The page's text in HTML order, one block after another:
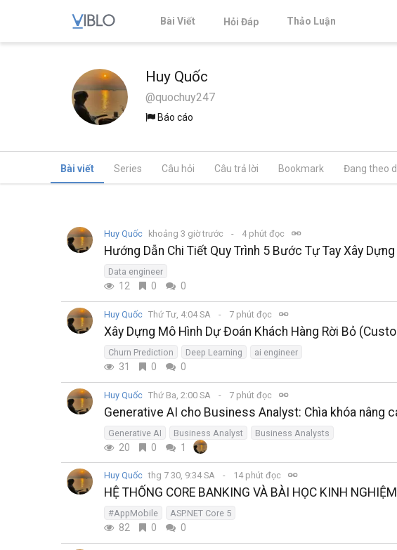
Bài Viết Hỏi Đáp Thảo Luận
Huy Quốc
@quochuy247
Báo cáo
Bài viết Series Câu hỏi Câu trả lời Bookmark Đang theo
Huy Quốc khoảng 3 giờ trước 4 phút đọc
Hướng Dẫn Chi Tiết Quy Trình 5 Bước Tự Tay Xây
Data engineer
12 0 0
Huy Quốc Thứ Tư, 4:04 SA 7 phút đọc
Xây Dựng Mô Hình Dự Đoán Khách Hàng Rời Bỏ
Churn Prediction Deep Learning ai engineer
31 0 0
Huy Quốc Thứ Ba, 2:00 SA 7 phút đọc
Generative AI cho Business Analyst: Chìa khóa nâng
Generative AI Business Analyst Business Analysts
20 0 1
Huy Quốc thg 7 30, 9:34 SA 14 phút đọc
HỆ THỐNG CORE BANKING VÀ BÀI HỌC KINH
#AppMobile ASP.NET Core 5
82 0 0